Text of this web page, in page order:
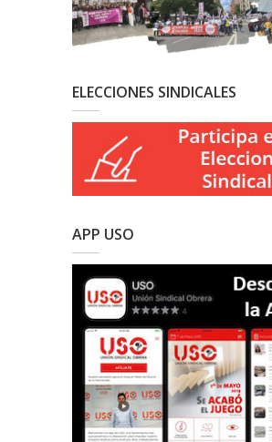
ELECCIONES SINDICALES
APP USO